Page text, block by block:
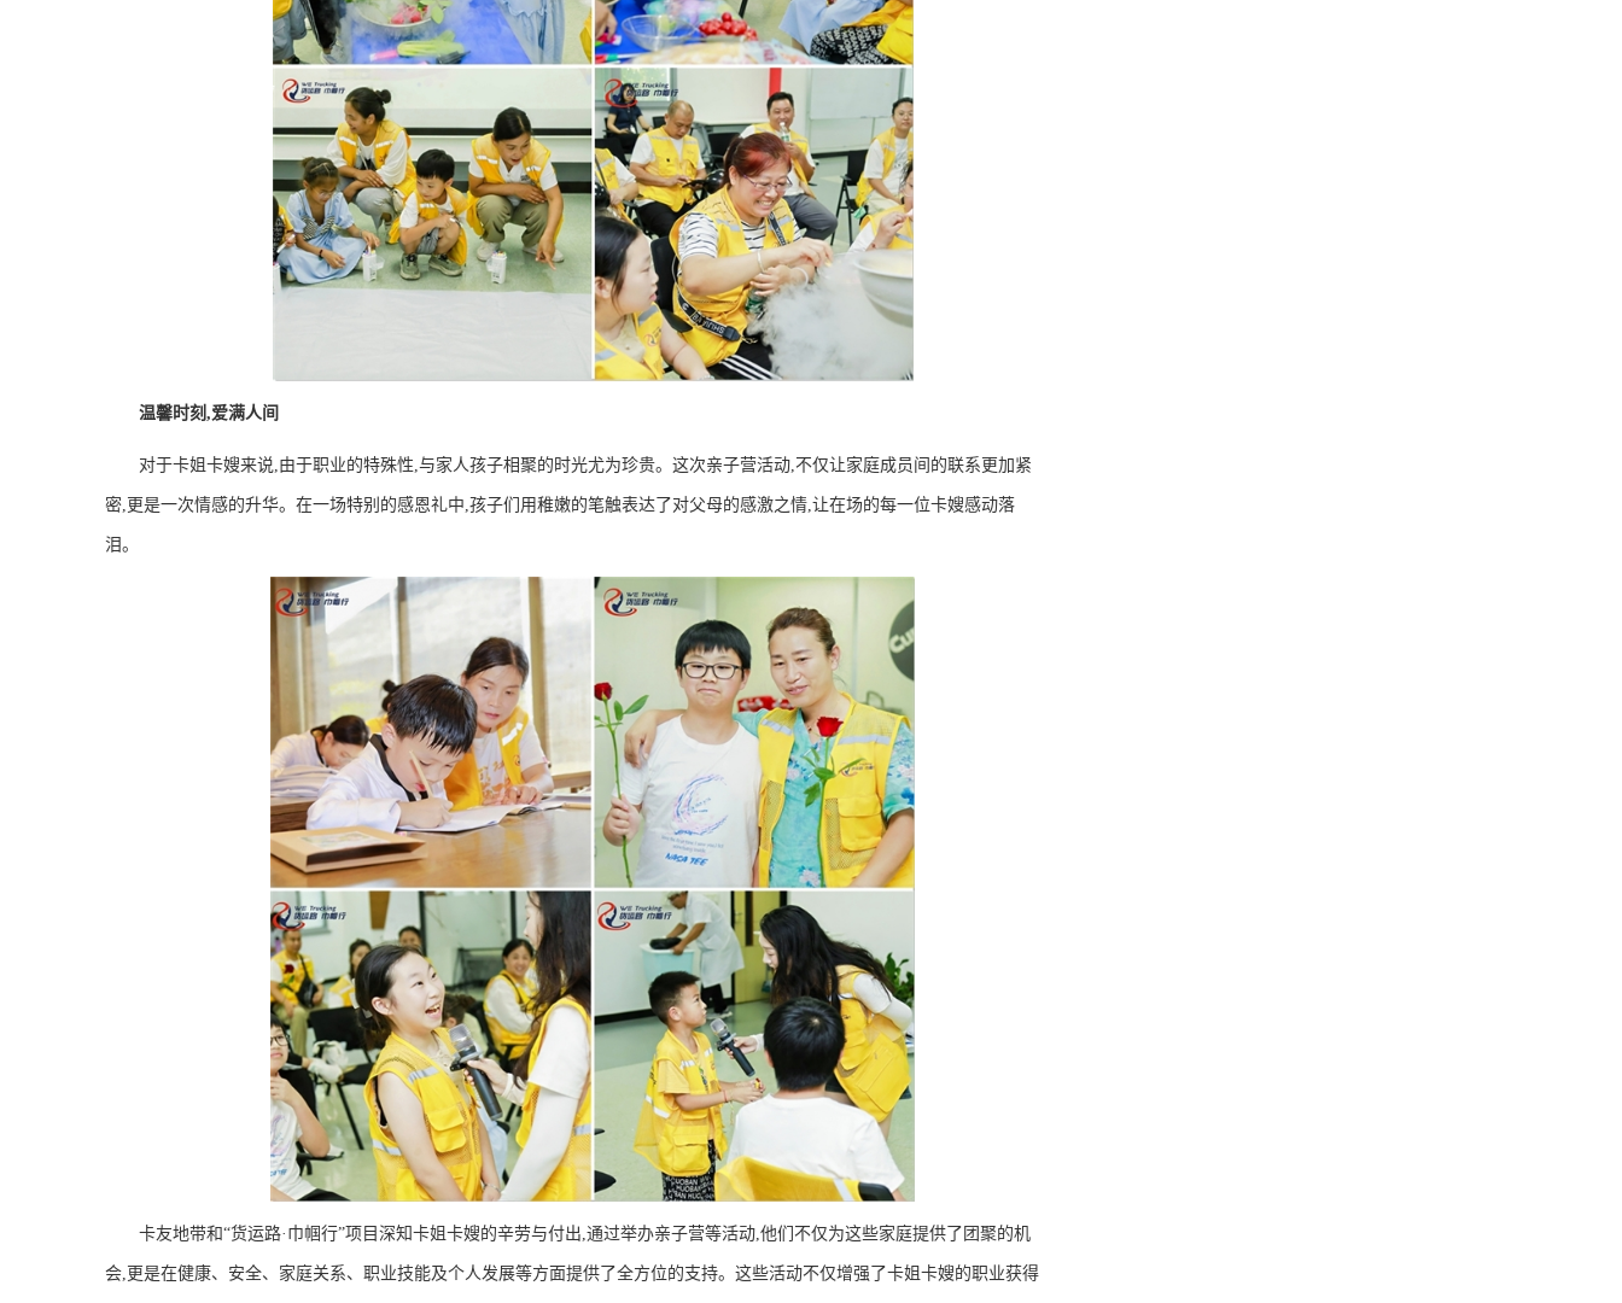
温馨时刻,爱满人间
对于卡姐卡嫂来说,由于职业的特殊性,与家人孩子相聚的时光尤为珍贵。这次亲子营活动,不仅让家庭成员间的联系更加紧
密,更是一次情感的升华。在一场特别的感恩礼中,孩子们用稚嫩的笔触表达了对父母的感激之情,让在场的每一位卡嫂感动落
泪。
卡友地带和“货运路·巾帼行”项目深知卡姐卡嫂的辛劳与付出,通过举办亲子营等活动,他们不仅为这些家庭提供了团聚的机
会,更是在健康、安全、家庭关系、职业技能及个人发展等方面提供了全方位的支持。这些活动不仅增强了卡姐卡嫂的职业获得